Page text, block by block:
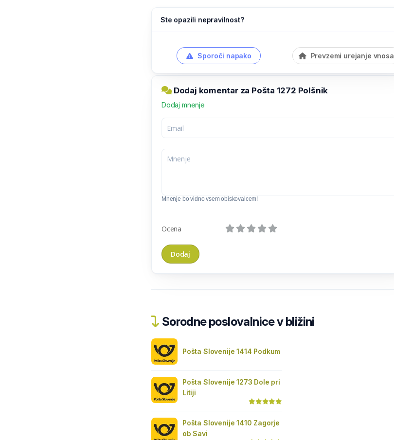
Ste opazili nepravilnost?
Sporoči napako Prevzemi urejanje vnosa
Dodaj komentar za Pošta 1272 Polšnik
Dodaj mnenje
Mnenje bo vidno vsem obiskovalcem!
Ocena
Sorodne poslovalnice v bližini
Pošta Slovenije 1414 Podkum
Pošta Slovenije 1273 Dole pri
Litiji
Pošta Slovenije 1410 Zagorje
ob Savi